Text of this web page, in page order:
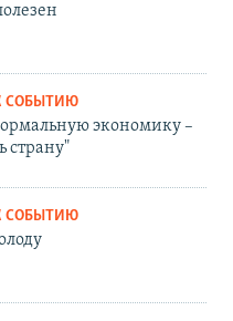
СОБЫТИЮ
экономику –
страну"
СОБЫТИЮ